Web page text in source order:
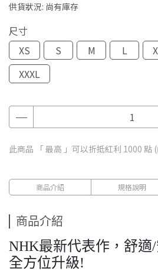
供貨狀況: 尚有庫存
尺寸
XS
S M L
XXXL
此商品 「 最高 」可以折抵紅利 1000 點
商品介紹 規格說明
商品介紹
NHK最新代表作，舒適
全方位升級!